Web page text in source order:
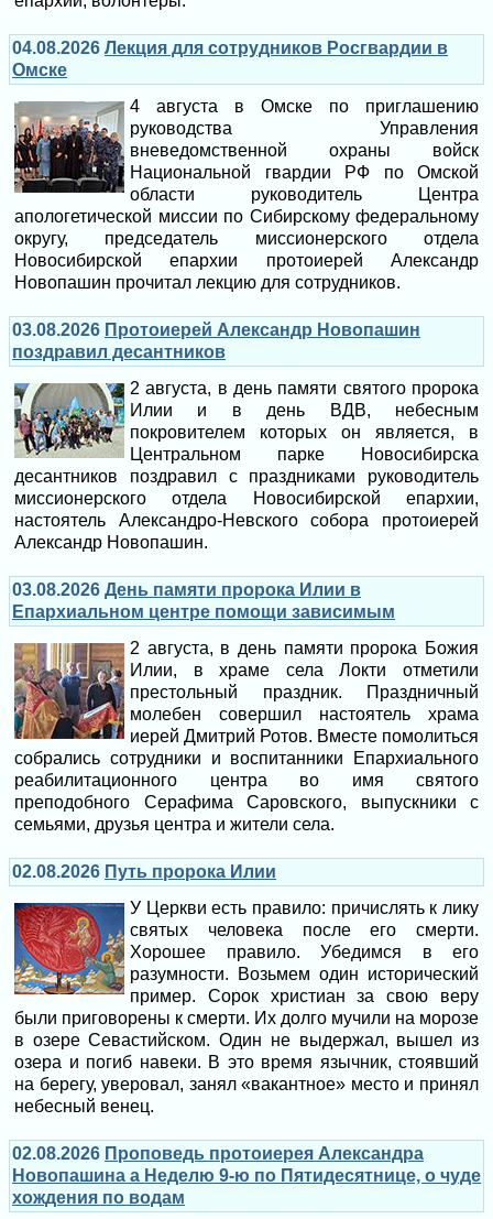
04.08.2026 Лекция для сотрудников Росгвардии в
Омске
4 августа в Омске по приглашению
руководства Управления
вневедомственной охраны войск
Национальной гвардии РФ по Омской
области руководитель Центра
апологетической миссии по Сибирскому федеральному
округу, председатель миссионерского отдела
Новосибирской епархии протоиерей Александр
Новопашин прочитал лекцию для сотрудников.
03.08.2026 Протоиерей Александр Новопашин
поздравил десантников
2 августа, в день памяти святого пророка
Илии и в день ВДВ, небесным
покровителем которых он является, в
Центральном парке Новосибирска
десантников поздравил с праздниками руководитель
миссионерского отдела Новосибирской епархии,
настоятель Александро-Невского собора протоиерей
Александр Новопашин.
03.08.2026 День памяти пророка Илии в
Епархиальном центре помощи зависимым
2 августа, в день памяти пророка Божия
Илии, в храме села Локти отметили
престольный праздник. Праздничный
молебен совершил настоятель храма
иерей Дмитрий Ротов. Вместе помолиться
собрались сотрудники и воспитанники Епархиального
реабилитационного центра во имя святого
преподобного Серафима Саровского, выпускники с
семьями, друзья центра и жители села.
02.08.2026 Путь пророка Илии
У Церкви есть правило: причислять к лику
святых человека после его смерти.
Хорошее правило. Убедимся в его
разумности. Возьмем один исторический
пример. Сорок христиан за свою веру
были приговорены к смерти. Их долго мучили на морозе
в озере Севастийском. Один не выдержал, вышел из
озера и погиб навеки. В это время язычник, стоявший
на берегу, уверовал, занял «вакантное» место и принял
небесный венец.
02.08.2026 Проповедь протоиерея Александра
Новопашина а Неделю 9-ю по Пятидесятнице, о чуде
хождения по водам